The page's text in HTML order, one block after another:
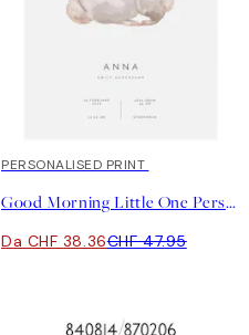
20%*
PERSONALISED PRINT
Good Morning Little One Personal Poster
Da CHF 38.36CHF 47.95